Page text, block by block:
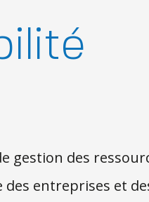
gestion des
entreprises et